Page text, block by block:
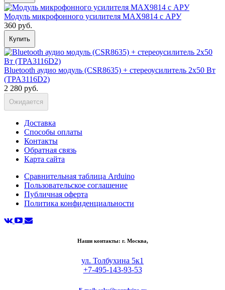
Модуль микрофонного усилителя MAX9814 с АРУ
360 руб.
Купить
Bluetooth аудио модуль (CSR8635) + стереоусилитель 2х50 Вт
(TPA3116D2)
2 280 руб.
Ожидается
Доставка
Способы оплаты
Контакты
Обратная связь
Карта сайта
Сравнительная таблица Arduino
Пользовательское соглашение
Публичная оферта
Политика конфиденциальности
Наши контакты: г. Москва,
ул. Толбухина 5к1
+7-495-143-93-53